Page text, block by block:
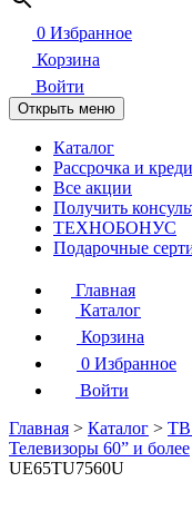
0 Избранное
Корзина
Войти
Открыть меню
Каталог
Рассрочка и
Все акции
Получить
ТЕХНОБОНУС
Подарочные
Главная
Каталог
Корзина
0 Избранное
Войти
Главная > Каталог > ТВ
Телевизоры 60” и более
UE65TU7560U